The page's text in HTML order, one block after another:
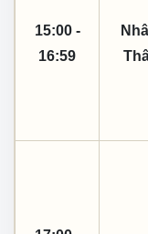
15:00 -
16:59